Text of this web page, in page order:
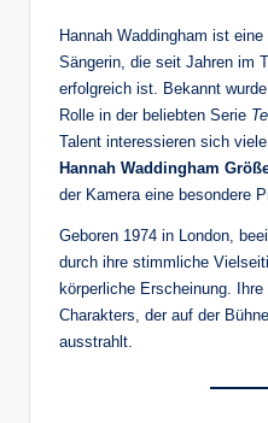
Hannah Waddingham ist
Sängerin, die seit Jahren im
erfolgreich ist. Bekannt
Rolle in der beliebten Serie
Talent interessieren sich
Hannah Waddingham
der Kamera eine besondere
Geboren 1974 in London,
durch ihre stimmliche
körperliche Erscheinung.
Charakters, der auf der
ausstrahlt.